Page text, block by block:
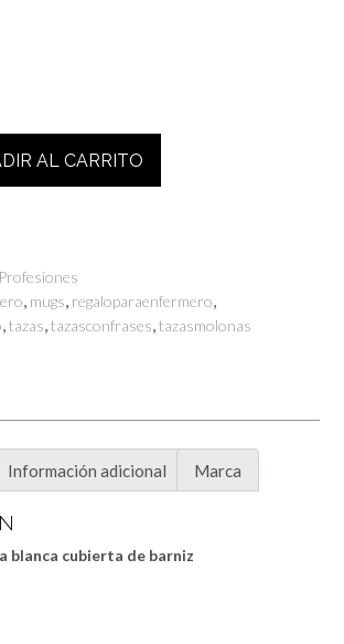
AL CARRITO
, mugs, regaloparaenfermero,
,tazas,tazasconfrases,tazasmolonas
Información adicional Marca
blanca cubierta de barniz